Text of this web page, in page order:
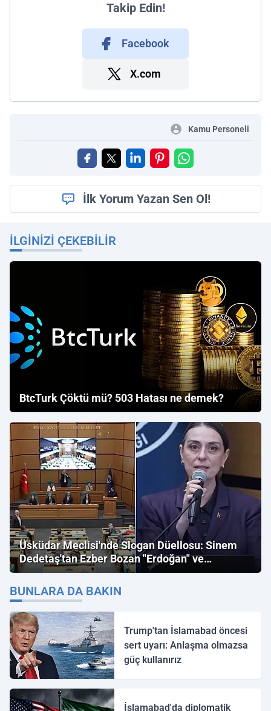
Takip Edin!
Facebook
X.com
Kamu Personeli
İlk Yorum Yazan Sen Ol!
İLGINIZI ÇEKEBILIR
BtcTurk Çöktü mü? 503 Hatası ne demek?
Üsküdar Meclisi'nde Slogan Düellosu: Sinem
Dedetaş'tan Ezber Bozan "Erdoğan" ve
"İmamoğlu" Çıkışı!
BUNLARA DA BAKIN
Trump'tan İslamabad öncesi
sert uyarı: Anlaşma olmazsa
güç kullanırız
İslamabad'da diplomatik